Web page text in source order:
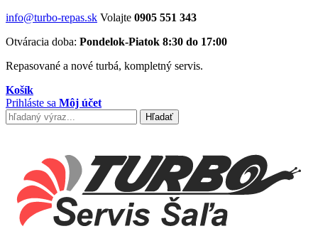
info@turbo-repas.sk Volajte 0905 551 343
Otváracia doba: Pondelok-Piatok 8:30 do 17:00
Repasované a nové turbá, kompletný servis.
Košík
Prihláste sa Môj účet